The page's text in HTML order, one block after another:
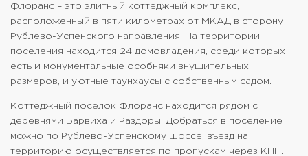
Флоранс – это элитный коттеджный комплекс,
расположенный в пяти километрах от МКАД в сторону
Рублево-Успенского направления. На территории
поселения находится 24 домовладения, среди которых
есть и монументальные особняки внушительных
размеров, и уютные таунхаусы с собственным садом.
Коттеджный поселок Флоранс находится рядом с
деревнями Барвиха и Раздоры. Добраться в поселение
можно по Рублево-Успенскому шоссе, въезд на
территорию осуществляется по пропускам через КПП.